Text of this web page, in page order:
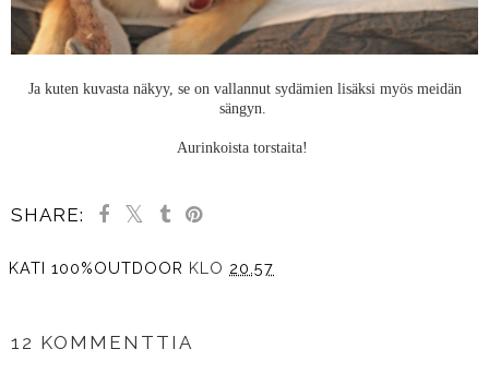
Ja kuten kuvasta näkyy, se on vallannut sydämien lisäksi myös meidän
sängyn.
Aurinkoista torstaita!
SHARE:
KATI 100%OUTDOOR KLO 20.57
12 KOMMENTTIA